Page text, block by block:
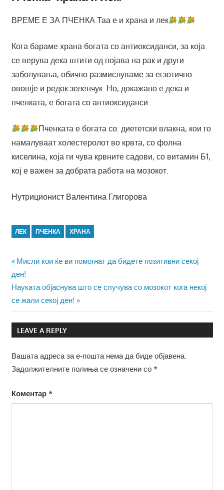
ВРЕМЕ Е ЗА ПЧЕНКА.Таа е и храна и лек
Кога бараме храна богата со антиоксиданси, за која
се верува дека штити од појава на рак и други
заболувања, обично размислуваме за егзотично
овошје и редок зеленчук. Но, докажано е дека и
пченката, е богата со антиоксиданси.
Пченката е богата со: диететски влакна, кои го
намалуваат холестеролот во крвта, со фолна
киселина, која ги чува крвните садови, со витамин Б1,
кој е важен за добрата работа на мозокот.
Нутриционист Валентина Глигорова
ЛЕК ПЧЕНКА ХРАНА
Навигација
на
напис
Previous
Post:
Мисли кои ќе ви помогнат да бидете позитивни секој
ден!
Next
Post:
Науката објаснува што се случува со мозокот кога некој
се жали секој ден!
LEAVE A REPLY
Вашата адреса за е-пошта нема да биде објавена.
Задолжителните полиња се означени со *
Коментар *